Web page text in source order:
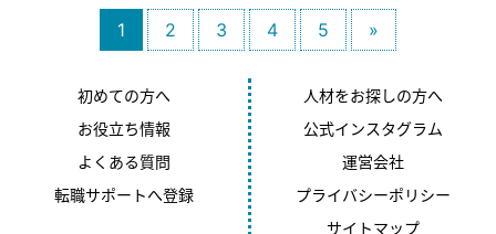
1 2 3 4 5 »
初めての方へ
お役立ち情報
よくある質問
転職サポートへ登録
人材をお探しの方へ
公式インスタグラム
運営会社
プライバシーポリシー
サイトマップ